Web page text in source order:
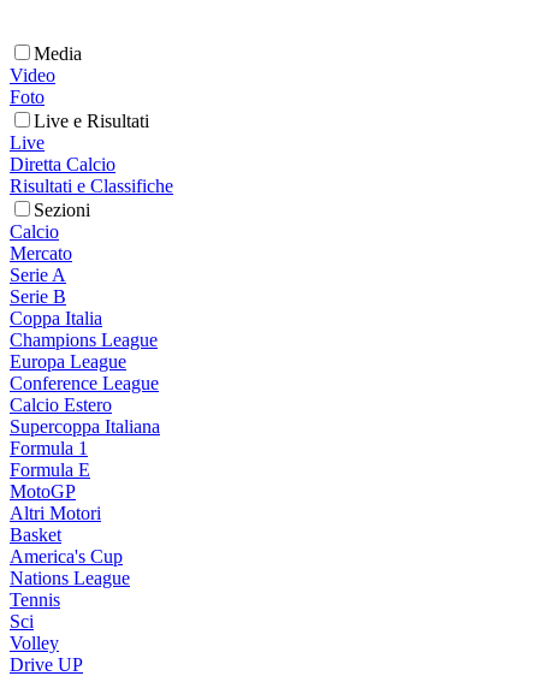
Media
Video
Foto
Live e Risultati
Live
Diretta Calcio
Risultati e Classifiche
Sezioni
Calcio
Mercato
Serie A
Serie B
Coppa Italia
Champions League
Europa League
Conference League
Calcio Estero
Supercoppa Italiana
Formula 1
Formula E
MotoGP
Altri Motori
Basket
America's Cup
Nations League
Tennis
Sci
Volley
Drive UP